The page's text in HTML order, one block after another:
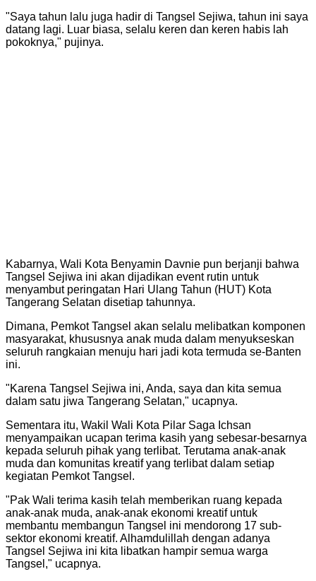
"Saya tahun lalu juga hadir di Tangsel Sejiwa, tahun ini saya
datang lagi. Luar biasa, selalu keren dan keren habis lah
pokoknya," pujinya.
Kabarnya, Wali Kota Benyamin Davnie pun berjanji bahwa
Tangsel Sejiwa ini akan dijadikan event rutin untuk
menyambut peringatan Hari Ulang Tahun (HUT) Kota
Tangerang Selatan disetiap tahunnya.
Dimana, Pemkot Tangsel akan selalu melibatkan komponen
masyarakat, khususnya anak muda dalam menyukseskan
seluruh rangkaian menuju hari jadi kota termuda se-Banten
ini.
"Karena Tangsel Sejiwa ini, Anda, saya dan kita semua
dalam satu jiwa Tangerang Selatan," ucapnya.
Sementara itu, Wakil Wali Kota Pilar Saga Ichsan
menyampaikan ucapan terima kasih yang sebesar-besarnya
kepada seluruh pihak yang terlibat. Terutama anak-anak
muda dan komunitas kreatif yang terlibat dalam setiap
kegiatan Pemkot Tangsel.
"Pak Wali terima kasih telah memberikan ruang kepada
anak-anak muda, anak-anak ekonomi kreatif untuk
membantu membangun Tangsel ini mendorong 17 sub-
sektor ekonomi kreatif. Alhamdulillah dengan adanya
Tangsel Sejiwa ini kita libatkan hampir semua warga
Tangsel," ucapnya.